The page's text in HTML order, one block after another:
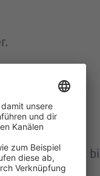
Auszeit von 1